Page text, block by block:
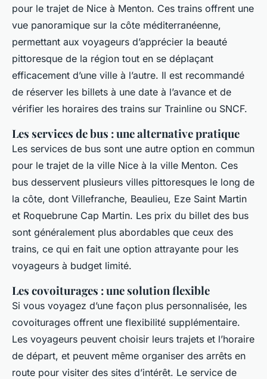
pour le trajet de Nice à Menton. Ces trains offrent une
vue panoramique sur la côte méditerranéenne,
permettant aux voyageurs d’apprécier la beauté
pittoresque de la région tout en se déplaçant
efficacement d’une ville à l’autre. Il est recommandé
de réserver les billets à une date à l’avance et de
vérifier les horaires des trains sur Trainline ou SNCF.
Les services de bus : une alternative pratique
Les services de bus sont une autre option en commun
pour le trajet de la ville Nice à la ville Menton. Ces
bus desservent plusieurs villes pittoresques le long de
la côte, dont Villefranche, Beaulieu, Eze Saint Martin
et Roquebrune Cap Martin. Les prix du billet des bus
sont généralement plus abordables que ceux des
trains, ce qui en fait une option attrayante pour les
voyageurs à budget limité.
Les covoiturages : une solution flexible
Si vous voyagez d’une façon plus personnalisée, les
covoiturages offrent une flexibilité supplémentaire.
Les voyageurs peuvent choisir leurs trajets et l’horaire
de départ, et peuvent même organiser des arrêts en
route pour visiter des sites d’intérêt. Le service de